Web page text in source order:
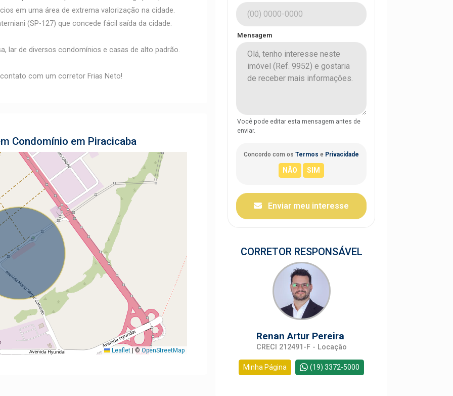
em uma área de extrema valorização na cidade.
(SP-127) que concede fácil saída da cidade.
lar de diversos condomínios e casas de alto padrão.
com um corretor Frias Neto!
Condomínio em Piracicaba
Leaflet |©OpenStreetMap
Mensagem
Você pode editar esta mensagem antes de
enviar.
Concordo com os Termos e Privacidade
Enviar meu interesse
CORRETOR RESPONSÁVEL
Renan Artur Pereira
CRECI 212491-F - Locação
Minha Página (19) 3372-5000